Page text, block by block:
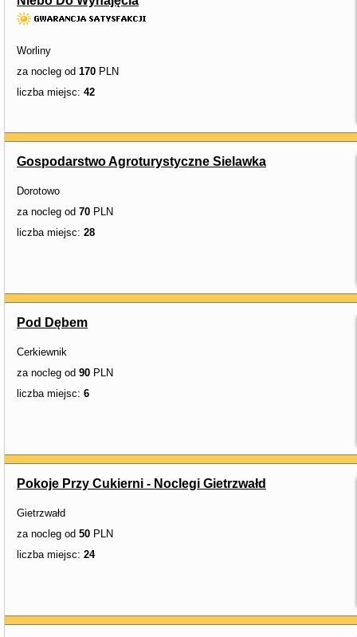
Worliny
za nocleg od 170 PLN
liczba miejsc: 42
Gospodarstwo Agroturystyczne Sielawka
Dorotowo
za nocleg od 70 PLN
liczba miejsc: 28
Pod Dębem
Cerkiewnik
za nocleg od 90 PLN
liczba miejsc: 6
Pokoje Przy Cukierni - Noclegi Gietrzwałd
Gietrzwałd
za nocleg od 50 PLN
liczba miejsc: 24